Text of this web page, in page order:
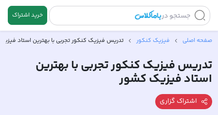
جستجو در خرید اشتراک
صفحه اصلی فیزیک کنکور تدریس فیزیک کنکور تجربی با بهترین استاد
تدریس فیزیک کنکور تجربی با بهترین
استاد فیزیک کشور
اشتراک گزاری